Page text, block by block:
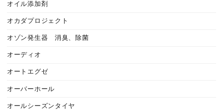
オイル添加剤
オカダプロジェクト
オゾン発生器 消臭、除菌
オーディオ
オートエグゼ
オーバーホール
オールシーズンタイヤ